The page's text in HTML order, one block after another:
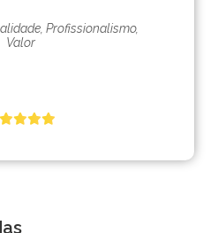
Profissionalismo,
Valor